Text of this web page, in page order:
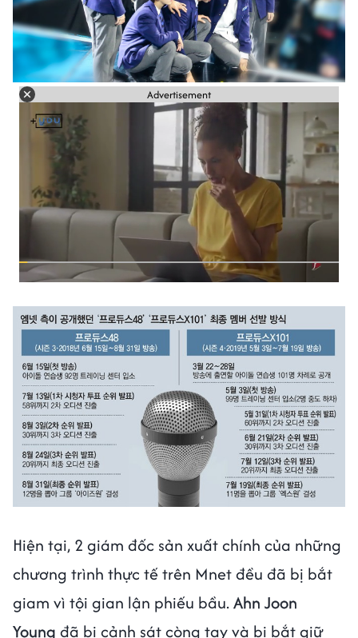
Advertisement
Hiện tại, 2 giám đốc sản xuất chính của những
chương trình thực tế trên Mnet đều đã bị bắt
giam vì tội gian lận phiếu bầu.Ahn Joon
Young đã bị cảnh sát còng tay và bị bắt giữ